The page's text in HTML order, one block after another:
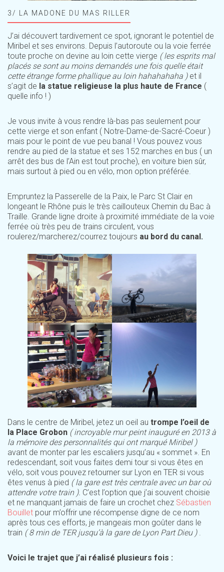
3/ LA MADONE DU MAS RILLER
J’ai découvert tardivement ce spot, ignorant le potentiel de
Miribel et ses environs. Depuis l’autoroute ou la voie ferrée
toute proche on devine au loin cette vierge ( les esprits mal
placés se sont au moins demandés une fois quelle était
cette étrange forme phallique au loin hahahahaha ) et il
s’agit de la statue religieuse la plus haute de France (
quelle info ! )
Je vous invite à vous rendre là-bas pas seulement pour
cette vierge et son enfant ( Notre-Dame-de-Sacré-Coeur )
mais pour le point de vue peu banal ! Vous pouvez vous
rendre au pied de la statue et ses 152 marches en bus ( un
arrêt des bus de l’Ain est tout proche), en voiture bien sûr,
mais surtout à pied ou en vélo, mon option préférée.
Empruntez la Passerelle de la Paix, le Parc St Clair en
longeant le Rhône puis le très caillouteux Chemin du Bac à
Traille. Grande ligne droite à proximité immédiate de la voie
ferrée où très peu de trains circulent, vous
roulerez/marcherez/courrez toujours au bord du canal.
Dans le centre de Miribel, jetez un oeil au trompe l’oeil de
la Place Grobon ( incroyable mur peint inauguré en 2013 à
la mémoire des personnalités qui ont marqué Miribel )
avant de monter par les escaliers jusqu’au « sommet ». En
redescendant, soit vous faites demi tour si vous êtes en
vélo, soit vous pouvez retourner sur Lyon en TER si vous
êtes venus à pied ( la gare est très centrale avec un bar où
attendre votre train ). C’est l’option que j’ai souvent choisie
et ne manquant jamais de faire un crochet chez Sébastien
Bouillet pour m’offrir une récompense digne de ce nom
après tous ces efforts, je mangeais mon goûter dans le
train ( 8 min de TER jusqu’à la gare de Lyon Part Dieu ) .
Voici le trajet que j’ai réalisé plusieurs fois :